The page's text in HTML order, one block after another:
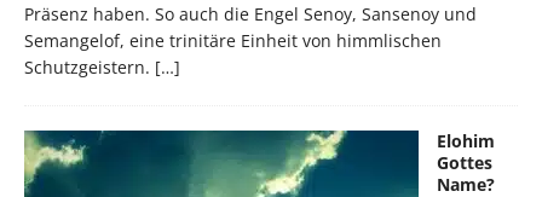
Präsenz haben. So auch die Engel Senoy, Sansenoy und
Semangelof, eine trinitäre Einheit von himmlischen
Schutzgeistern. […]
Elohim
Gottes
Name?